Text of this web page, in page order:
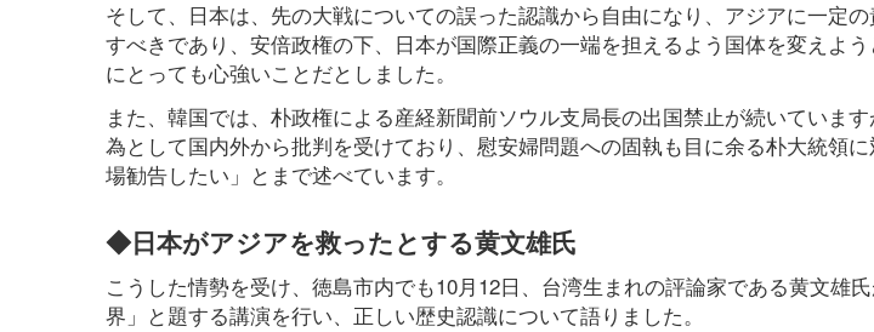
そして、日本は、先の大戦についての誤った認識から自由になり、アジアに一定
すべきであり、安倍政権の下、日本が国際正義の一端を担えるよう国体を変えよ
にとっても心強いことだとしました。
また、韓国では、朴政権による産経新聞前ソウル支局長の出国禁止が続いていま
為として国内外から批判を受けており、慰安婦問題への固執も目に余る朴大統領
場勧告したい」とまで述べています。
◆日本がアジアを救ったとする黄文雄氏
こうした情勢を受け、徳島市内でも10月12日、台湾生まれの評論家である黄文雄
界」と題する講演を行い、正しい歴史認識について語りました。